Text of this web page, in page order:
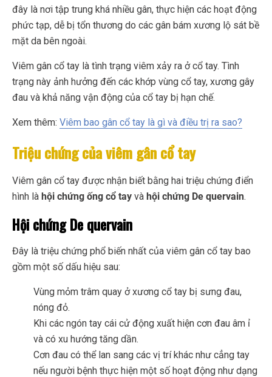
đây là nơi tập trung khá nhiều gân, thực hiện các hoạt động
phức tạp, dễ bị tổn thương do các gân bám xương lộ sát bề
mặt da bên ngoài.
Viêm gân cổ tay là tình trạng viêm xảy ra ở cổ tay. Tình
trạng này ảnh hưởng đến các khớp vùng cổ tay, xương gây
đau và khả năng vận động của cổ tay bị hạn chế.
Xem thêm: Viêm bao gân cổ tay là gì và điều trị ra sao?
Triệu chứng của viêm gân cổ tay
Viêm gân cổ tay được nhận biết bằng hai triệu chứng điển
hình là hội chứng ống cổ tay và hội chứng De quervain.
Hội chứng De quervain
Đây là triệu chứng phổ biến nhất của viêm gân cổ tay bao
gồm một số dấu hiệu sau:
Vùng mỏm trâm quay ở xương cổ tay bị sưng đau,
nóng đỏ.
Khi các ngón tay cái cử động xuất hiện cơn đau âm ỉ
và có xu hướng tăng dần.
Cơn đau có thể lan sang các vị trí khác như cẳng tay
nếu người bệnh thực hiện một số hoạt động như dạng